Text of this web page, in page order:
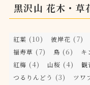
黒沢山 花木・草
紅葉 (10) 彼岸花 (7)
福寿草 (7) 鳥 (6) キ
紅梅 (4) 山桜 (4) 観
つるりんどう (3) ツワ